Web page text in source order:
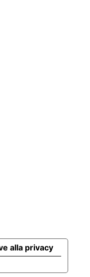
alla privacy